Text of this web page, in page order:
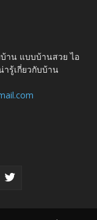
าน แบบบ้านสวย ไอ
ารู้เกี่ยวกับบ้าน